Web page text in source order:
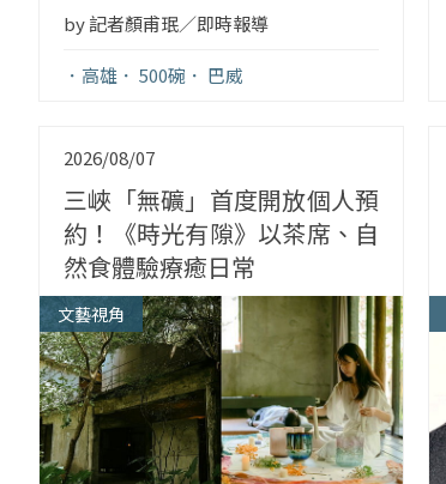
by 記者顏甫珉／即時報導
高雄 500碗 巴威
2026/08/07
三峽「無礦」首度開放個人預
約！《時光有隙》以茶席、自
然食體驗療癒日常
文藝視角